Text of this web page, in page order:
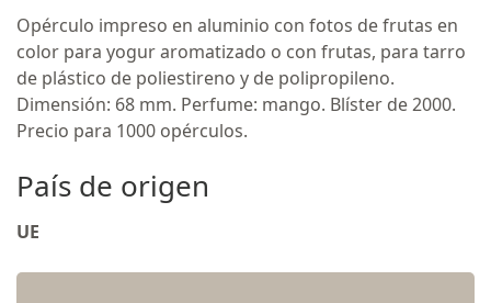
Opérculo impreso en aluminio con fotos de frutas en
color para yogur aromatizado o con frutas, para tarro
de plástico de poliestireno y de polipropileno.
Dimensión: 68 mm. Perfume: mango. Blíster de 2000.
Precio para 1000 opérculos.
País de origen
UE